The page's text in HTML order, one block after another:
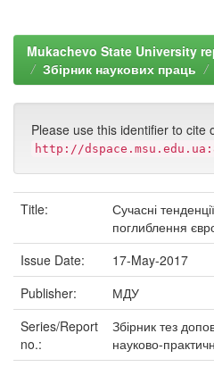
Mukachevo State University
Збірник наукових праць
Please use this identifier to cite
http://
Title:
Сучасні
поглиблення
Issue Date:
17-May-2017
Publisher:
МДУ
Series/Report
no.:
Збірник тез
науково-